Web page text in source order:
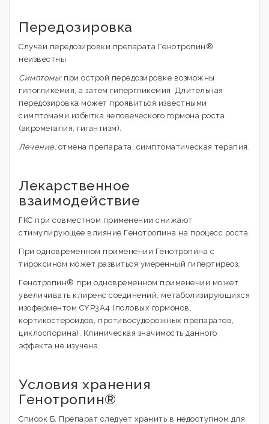
Передозировка
Случаи передозировки препарата Генотропин®
неизвестны.
Симптомы:при острой передозировке возможны
гипогликемия, а затем гипергликемия. Длительная
передозировка может проявиться известными
симптомами избытка человеческого гормона роста
(акромегалия, гигантизм).
Лечение:отмена препарата, симптоматическая терапия.
Лекарственное
взаимодействие
ГКС при совместном применении снижают
стимулирующее влияние Генотропина на процесс роста.
При одновременном применении Генотропина с
тироксином может развиться умеренный гипертиреоз.
Генотропин® при одновременном применении может
увеличивать клиренс соединений, метаболизирующихся
изоферментом CYP3А4 (половых гормонов,
кортикостероидов, противосудорожных препаратов,
циклоспорина). Клиническая значимость данного
эффекта не изучена.
Условия хранения
Генотропин®
Список Б. Препарат следует хранить в недоступном для